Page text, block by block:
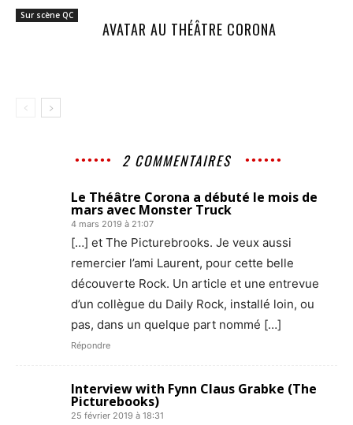
Sur scène QC
AVATAR AU THÉÂTRE CORONA
2 COMMENTAIRES
Le Théâtre Corona a débuté le mois de
mars avec Monster Truck
4 mars 2019 à 21:07
[…] et The Picturebrooks. Je veux aussi
remercier l’ami Laurent, pour cette belle
découverte Rock. Un article et une entrevue
d’un collègue du Daily Rock, installé loin, ou
pas, dans un quelque part nommé […]
Répondre
Interview with Fynn Claus Grabke (The
Picturebooks)
25 février 2019 à 18:31